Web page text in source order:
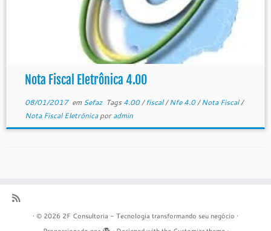
Nota Fiscal Eletrônica 4.00
08/01/2017em Sefaz Tags 4.00/fiscal/Nfe 4.0/Nota Fiscal/
Nota Fiscal Eletrônicaporadmin
· © 2026 2F Consultoria - Tecnologia transformando seu negócio ·